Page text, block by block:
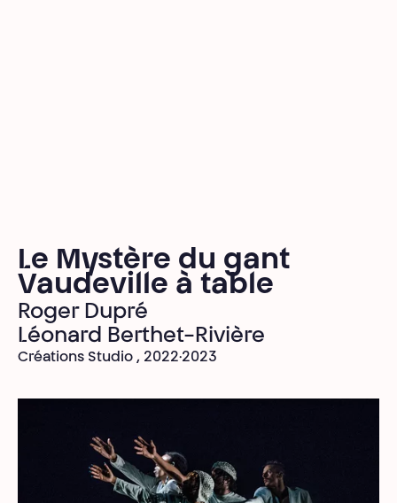
Le Mystère du gant
Vaudeville à table
Roger Dupré
Léonard Berthet-Rivière
Créations Studio , 2022·2023